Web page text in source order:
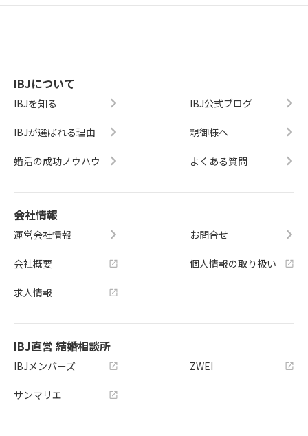
IBJについて
IBJを知る
IBJが選ばれる理由
婚活の成功ノウハウ
IBJ公式ブログ
親御様へ
よくある質問
会社情報
運営会社情報
会社概要
求人情報
お問合せ
個人情報の取り扱い
IBJ直営 結婚相談所
IBJメンバーズ
サンマリエ
ZWEI